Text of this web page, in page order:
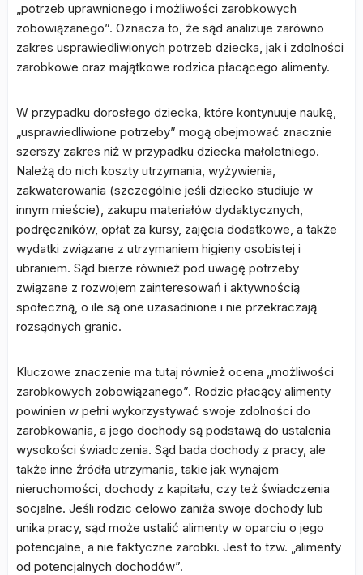
„potrzeb uprawnionego i możliwości zarobkowych
zobowiązanego”. Oznacza to, że sąd analizuje zarówno
zakres usprawiedliwionych potrzeb dziecka, jak i zdolności
zarobkowe oraz majątkowe rodzica płacącego alimenty.
W przypadku dorosłego dziecka, które kontynuuje naukę,
„usprawiedliwione potrzeby” mogą obejmować znacznie
szerszy zakres niż w przypadku dziecka małoletniego.
Należą do nich koszty utrzymania, wyżywienia,
zakwaterowania (szczególnie jeśli dziecko studiuje w
innym mieście), zakupu materiałów dydaktycznych,
podręczników, opłat za kursy, zajęcia dodatkowe, a także
wydatki związane z utrzymaniem higieny osobistej i
ubraniem. Sąd bierze również pod uwagę potrzeby
związane z rozwojem zainteresowań i aktywnością
społeczną, o ile są one uzasadnione i nie przekraczają
rozsądnych granic.
Kluczowe znaczenie ma tutaj również ocena „możliwości
zarobkowych zobowiązanego”. Rodzic płacący alimenty
powinien w pełni wykorzystywać swoje zdolności do
zarobkowania, a jego dochody są podstawą do ustalenia
wysokości świadczenia. Sąd bada dochody z pracy, ale
także inne źródła utrzymania, takie jak wynajem
nieruchomości, dochody z kapitału, czy też świadczenia
socjalne. Jeśli rodzic celowo zaniża swoje dochody lub
unika pracy, sąd może ustalić alimenty w oparciu o jego
potencjalne, a nie faktyczne zarobki. Jest to tzw. „alimenty
od potencjalnych dochodów”.